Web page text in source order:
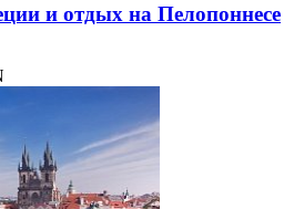
и отдых на Пелопоннесе